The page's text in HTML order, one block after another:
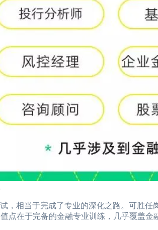
相当于完成了专业的深化之路。可胜任
点在于完备的金融专业训练，几乎覆盖金